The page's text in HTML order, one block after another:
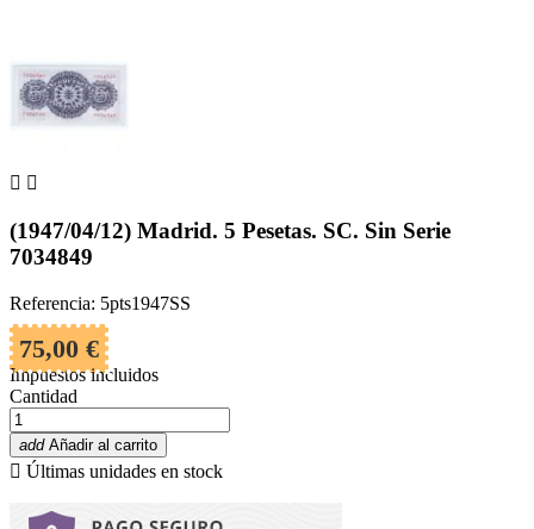
 
(1947/04/12) Madrid. 5 Pesetas. SC. Sin Serie
7034849
Referencia: 5pts1947SS
75,00 €
Impuestos incluidos
Cantidad
add Añadir al carrito
 Últimas unidades en stock